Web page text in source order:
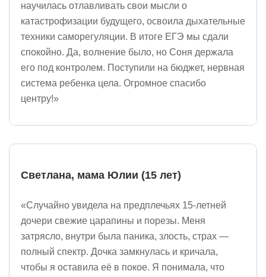
научилась отлавливать свои мысли о
катастрофизации будущего, освоила дыхательные
техники саморегуляции. В итоге ЕГЭ мы сдали
спокойно. Да, волнение было, но Соня держала
его под контролем. Поступили на бюджет, нервная
система ребенка цела. Огромное спасибо
центру!»
Светлана, мама Юлии (15 лет)
«Случайно увидела на предплечьях 15-летней
дочери свежие царапины и порезы. Меня
затрясло, внутри была паника, злость, страх —
полный спектр. Дочка замкнулась и кричала,
чтобы я оставила её в покое. Я понимала, что